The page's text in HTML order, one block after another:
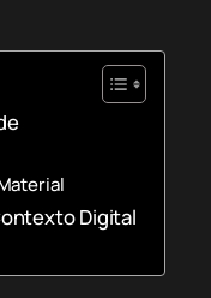
Digital